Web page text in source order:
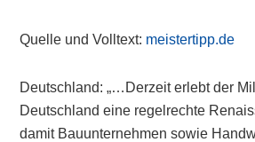
Quelle und Volltext: meistertipp.de
Deutschland: „…Derzeit erlebt der
Deutschland eine regelrechte
damit Bauunternehmen sowie